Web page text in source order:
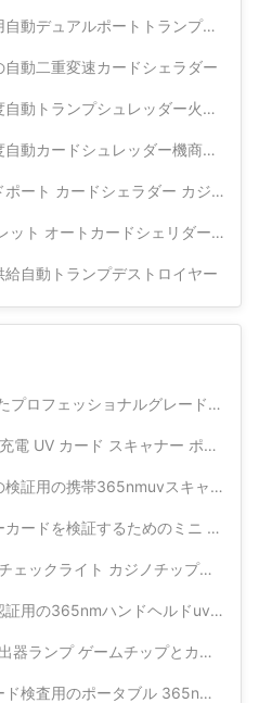
ュアルポートトランプシュレッダー
動二重変速カードシェラダー
ダー火かき棒およびバカラのための専門のカジノ装置
機商用グレードカードシュレッダーカジノポーカー用
ート カードシェラダー カジノ
ートカードシェリダー ギャンブル場
自動トランプデストロイヤー
ョナルグレードの365nm UVチップテスター
ド スキャナー ポーカー テーブル ゲーム
用の携帯365nmuvスキャンライト
するためのミニ 365nm 紫外線検査ランプ
イト カジノチップとカードの正規性
の365nmハンドヘルドuv検出器
ームチップとカードの正規性を確認する
ポータブル 365nm UV 偽造防止ランプ